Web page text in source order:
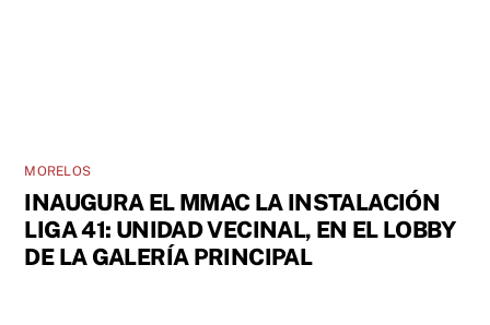
MORELOS
INAUGURA EL MMAC LA INSTALACIÓN
LIGA 41: UNIDAD VECINAL, EN EL LOBBY
DE LA GALERÍA PRINCIPAL